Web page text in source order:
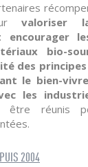
valoriser
encourager
bio-
des
le bien-
les
être réunis
2004